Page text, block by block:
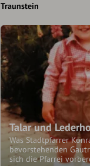
Traunstein
Talar und
Was Stadtpfarrer
bevorstehenden
sich die Pfarrei